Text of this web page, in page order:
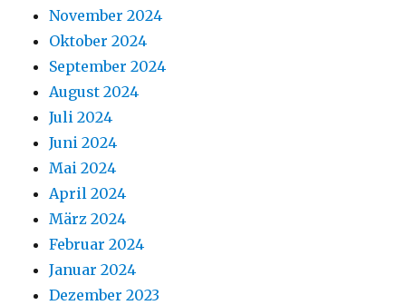
November 2024
Oktober 2024
September 2024
August 2024
Juli 2024
Juni 2024
Mai 2024
April 2024
März 2024
Februar 2024
Januar 2024
Dezember 2023